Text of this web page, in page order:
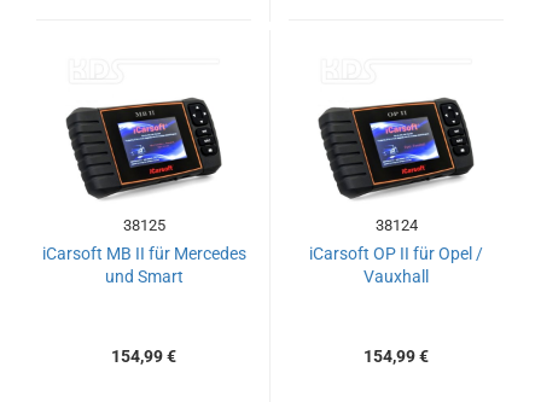
38125
iCarsoft MB II für Mercedes
und Smart
154,99 €
38124
iCarsoft OP II für Opel /
Vauxhall
154,99 €